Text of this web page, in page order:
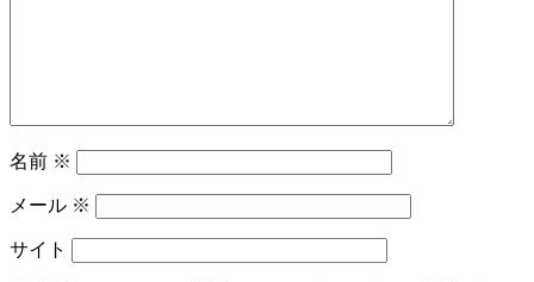
名前 ※
メール ※
サイト